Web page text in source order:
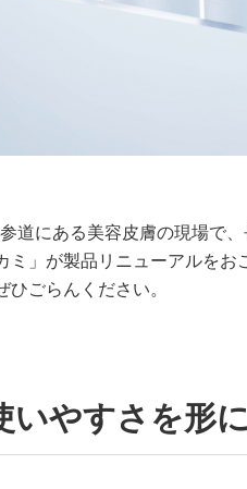
道にある美容皮膚の現場で
ミ」が製品リニューアルを
ごらんください。
いやすさを形に